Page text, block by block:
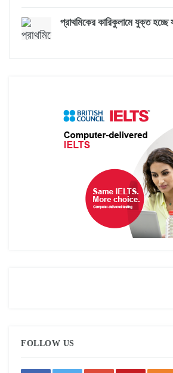
প্রাথমিকের কারিকুলামে যুক্ত হচ্ছে
FOLLOW US